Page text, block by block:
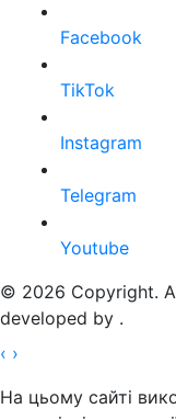
Facebook
TikTok
Instagram
Telegram
Youtube
© 2026 Copyright.
developed by .
‹ ›
На цьому сайті